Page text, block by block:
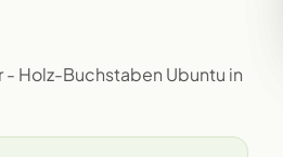
Holz-Buchstaben Ubuntu in